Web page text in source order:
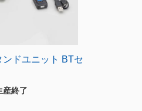
ドユニット BTセ
産終了